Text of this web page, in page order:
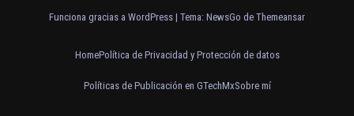
Funciona gracias a WordPress | Tema: NewsGo de Themeansar
HomePolítica de Privacidad y Protección de datos
Políticas de Publicación en GTechMxSobre mí